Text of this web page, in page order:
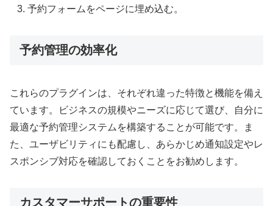
予約フォームをページに埋め込む。
予約管理の効率化
これらのプラグインは、それぞれ違った特徴と機能を備え
ています。ビジネスの規模やニーズに応じて選び、自分に
最適な予約管理システムを構築することが可能です。ま
た、ユーザビリティにも配慮し、あらかじめ通知設定やレ
スポンシブ対応を確認しておくことをお勧めします。
カスタマーサポートの重要性